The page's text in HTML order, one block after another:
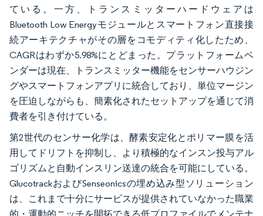
ている。一方、トランスミッターハードウェアは
Bluetooth Low Energyモジュールとスマートフォン直接接
続アーキテクチャがその層をコモディティ化したため、
CAGRはわずか5.98%にとどまった。プラットフォームベ
ンダーは現在、トランスミッター機能をセンサーハウジン
グやスマートフォンアプリに統合しており、単位マージン
を圧迫しながらも、簡素化されたセットアップを通じて消
費者を引き付けている。
第2世代のセンサー化学は、酵素安定化とポリマー膜を活
用してドリフトを抑制し、より積極的なインスン投与アル
ゴリズムと自動インスリン送達の統合を可能にしている。
GlucotrackおよびSenseonicsの埋め込み型ソリューション
は、これまで十分にサービスが提供されていなかった職業